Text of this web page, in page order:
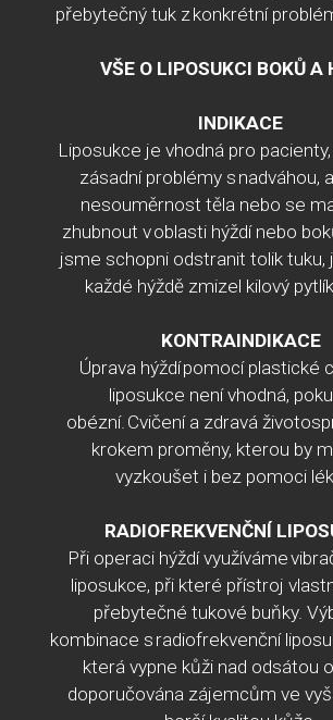
přebytečný tuk z konkrétní
VŠE O LIPOSUKCI BOKŮ A
INDIKACE
Liposukce je vhodná pro
zásadní problémy s nadváhou,
nesouměrnost těla nebo se
zhubnout v oblasti hýždí nebo
jsme schopni odstranit tolik tuku,
každé hýždě zmizel kilový
KONTRAINDIKACE
Úprava hýždí pomocí plastické
liposukce není vhodná,
obézní. Cvičení a zdravá
krokem proměny, kterou by
vyzkoušet i bez pomoci
RADIOFREKVENČNÍ
Při operaci hýždí využíváme
liposukce, při které přístroj
přebytečné tukové buňky.
kombinace s radiofrekvenční
která vypne kůži nad odsátou
doporučována zájemcům ve